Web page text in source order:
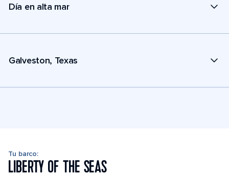
Día en alta mar
Galveston, Texas
Tu barco:
LIBERTY OF THE SEAS